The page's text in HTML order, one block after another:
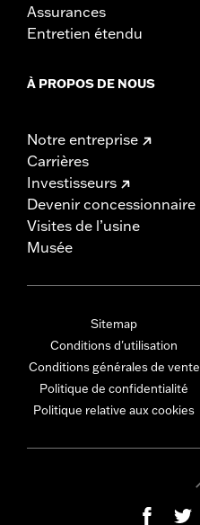
Assurances
Entretien étendu
À PROPOS DE NOUS
Notre entreprise
Carrières
Investisseurs
Devenir concessionnaire
Visites de l’usine
Musée
Sitemap
Conditions d'utilisation
Conditions générales de vente
Politique de confidentialité
Politique relative aux cookies